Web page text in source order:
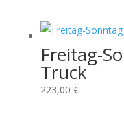
Freitag-
Truck
223,00 €